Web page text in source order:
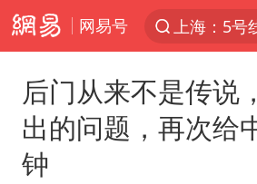
网易号
上海有出
后门从来不是传说
出的问题，再次给
钟